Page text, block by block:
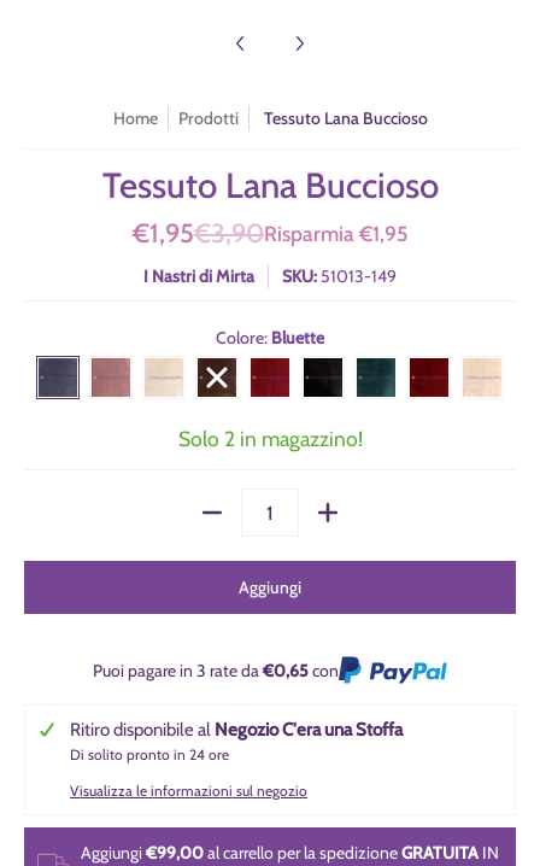
Home Prodotti Tessuto Lana Buccioso
Tessuto Lana Buccioso
€1,95€3,90Risparmia €1,95
I Nastri di Mirta SKU: 51013-149
Colore: Bluette
Bianco LatteMarrone Mattone Nero
Solo 2 in magazzino!
Aggiungi
Puoi pagare in 3 rate da€0,65con
Ritiro disponibile al Negozio C'era una Stoffa
Di solito pronto in 24 ore
Visualizza le informazioni sul negozio
Aggiungi €99,00al carrello per la spedizioneGRATUITA IN